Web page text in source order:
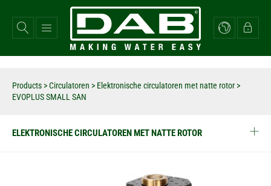
naar
Products >Circulatoren > Elektronische circulatoren met natte rotor >
EVOPLUS SMALL SAN
ELEKTRONISCHE CIRCULATOREN MET NATTE ROTOR